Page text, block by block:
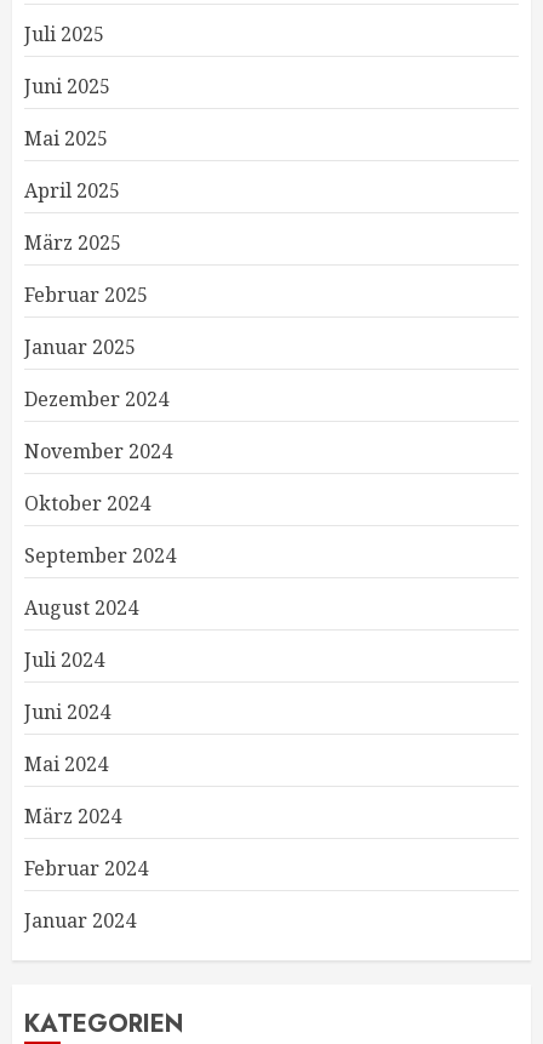
Juli 2025
Juni 2025
Mai 2025
April 2025
März 2025
Februar 2025
Januar 2025
Dezember 2024
November 2024
Oktober 2024
September 2024
August 2024
Juli 2024
Juni 2024
Mai 2024
März 2024
Februar 2024
Januar 2024
KATEGORIEN